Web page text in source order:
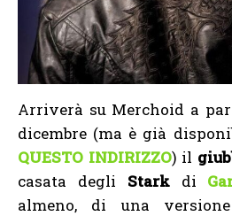
Arriverà su Merchoid a
dicembre (ma è già
QUESTO INDIRIZZO) il
casata degli Starkdi
almeno, di una